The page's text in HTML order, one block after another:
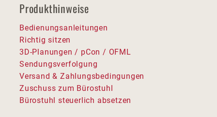
Produkthinweise
Bedienungsanleitungen
Richtig sitzen
3D-Planungen / pCon / OFML
Sendungsverfolgung
Versand & Zahlungsbedingungen
Zuschuss zum Bürostuhl
Bürostuhl steuerlich absetzen